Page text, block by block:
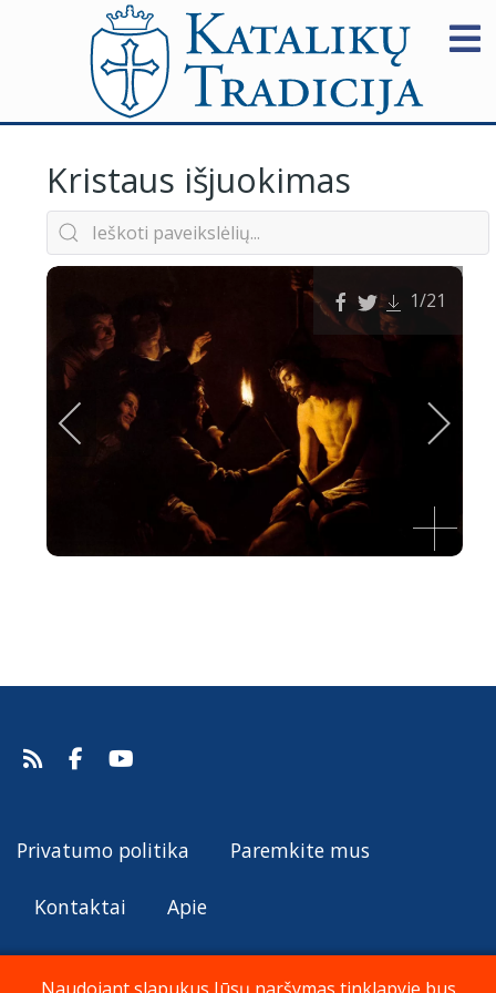
Kristaus išjuokimas
1/21
Šaltinis:Web Gallery of Art
Privatumo politika Paremkite mus
Kontaktai Apie